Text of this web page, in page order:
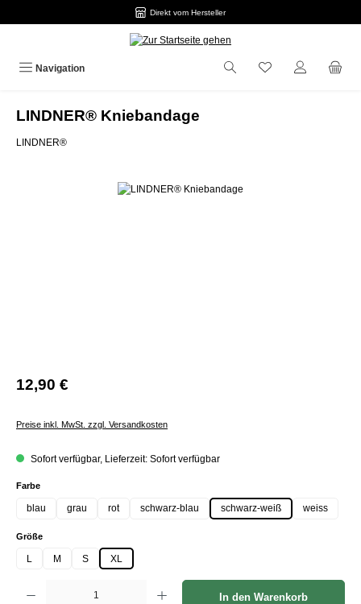
Direkt vom Hersteller
Navigation
LINDNER® Kniebandage
LINDNER®
Bildergalerie überspringen
12,90 €
Preise inkl. MwSt. zzgl. Versandkosten
Sofort verfügbar, Lieferzeit: Sofort verfügbar
Farbeauswählen
blau grau rot schwarz-blau schwarz-weiß weiss
Größeauswählen
L M S XL
Produkt Anzahl: Gib den gewünschten Wert ein oder benutze die Schaltflächen um die
In den Warenkorb